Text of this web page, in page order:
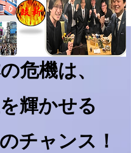
危機は、​
輝かせる
チャンス！